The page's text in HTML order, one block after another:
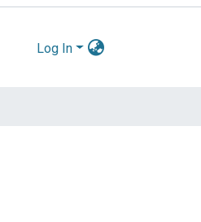
Log In